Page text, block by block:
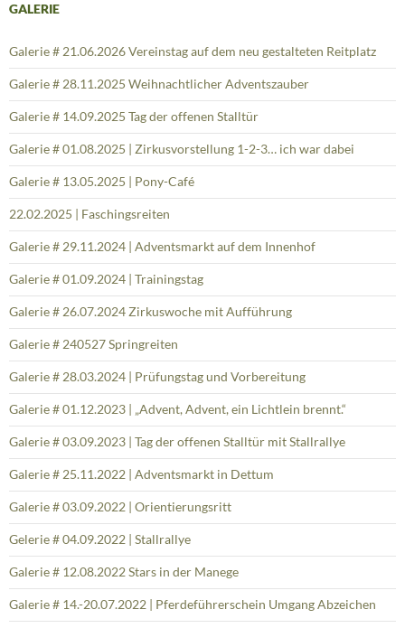
GALERIE
Galerie # 21.06.2026 Vereinstag auf dem neu gestalteten Reitplatz
Galerie # 28.11.2025 Weihnachtlicher Adventszauber
Galerie # 14.09.2025 Tag der offenen Stalltür
Galerie # 01.08.2025 | Zirkusvorstellung 1-2-3… ich war dabei
Galerie # 13.05.2025 | Pony-Café
22.02.2025 | Faschingsreiten
Galerie # 29.11.2024 | Adventsmarkt auf dem Innenhof
Galerie # 01.09.2024 | Trainingstag
Galerie # 26.07.2024 Zirkuswoche mit Aufführung
Galerie # 240527 Springreiten
Galerie # 28.03.2024 | Prüfungstag und Vorbereitung
Galerie # 01.12.2023 | „Advent, Advent, ein Lichtlein brennt.“
Galerie # 03.09.2023 | Tag der offenen Stalltür mit Stallrallye
Galerie # 25.11.2022 | Adventsmarkt in Dettum
Galerie # 03.09.2022 | Orientierungsritt
Gelerie # 04.09.2022 | Stallrallye
Galerie # 12.08.2022 Stars in der Manege
Galerie # 14.-20.07.2022 | Pferdeführerschein Umgang Abzeichen